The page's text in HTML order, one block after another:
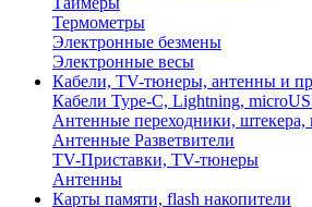
Термометры
Электронные безмены
Электронные весы
Кабели, TV-тюнеры, антенны и
Кабели Type-C, Lightning,
Антенные переходники, штекера,
Антенные Разветвители
TV-Приставки, TV-тюнеры
Антенны
Карты памяти, flash накопители